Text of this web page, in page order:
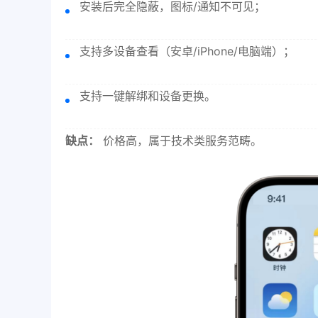
安装后完全隐蔽，图标/通知不可见；
支持多设备查看（安卓/iPhone/电脑端）；
支持一键解绑和设备更换。
缺点： 价格高，属于技术类服务范畴。